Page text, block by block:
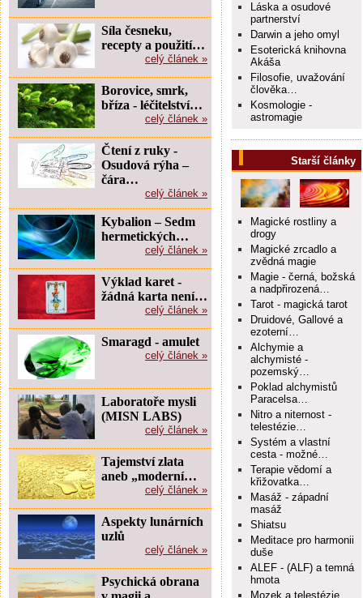
Láska a osudové
partnerství
Darwin a jeho omyl
Esoterická knihovna
Akáša
Filosofie, uvažování
člověka…
Kosmologie -
astromagie
Starší články
Magické rostliny a
drogy
Magické zrcadlo a
zvědná magie
Magie - černá, božská
a nadpřirozená…
Tarot - magická tarot
Druidové, Gallové a
ezoterní…
Alchymie a
alchymisté -
pozemský…
Poklad alchymistů
Paracelsa…
Nitro a niternost -
telestézie…
Systém a vlastní
cesta - možné…
Terapie vědomí a
křižovatka…
Masáž - západní
masáž
Shiatsu
Meditace pro harmonii
duše
ALEF - (ALF) a temná
hmota
Mozek a telestézie
Síla česneku,
recepty a použití…
celý článek »
Borovice, smrk,
bříza - léčitelství…
celý článek »
Čtení z ruky -
Osudová rýha –
čára…
celý článek »
Kybalion – Sedm
hermetických…
celý článek »
Výklad karet -
žádná karta není…
celý článek »
Smaragd - amulet
celý článek »
Laboratoře mysli
(MISN LABS)
celý článek »
Tajemství zlata
aneb „moderní…
celý článek »
Aspekty lunárních
uzlů
celý článek »
Psychická obrana